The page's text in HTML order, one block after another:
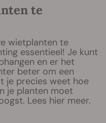
te
wietplanten te
essentieel! Je kunt
en er het
beter om een
je precies weet hoe
je planten moet
Lees hier meer.